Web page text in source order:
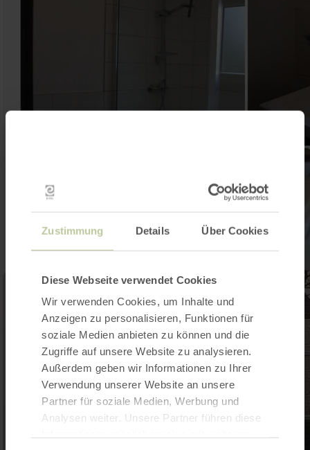
Zustimmung Details Über Cookies
Diese Webseite verwendet Cookies
Wir verwenden Cookies, um Inhalte und
Anzeigen zu personalisieren, Funktionen für
soziale Medien anbieten zu können und die
Zugriffe auf unsere Website zu analysieren.
Außerdem geben wir Informationen zu Ihrer
Verwendung unserer Website an unsere
Partner für soziale Medien, Werbung und
Analysen weiter. Unsere Partner führen diese